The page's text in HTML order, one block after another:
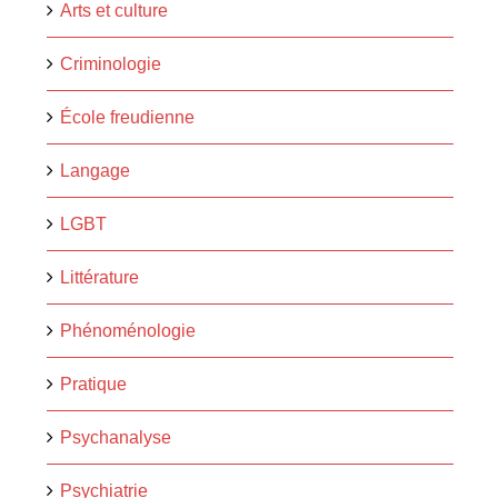
Arts et culture
Criminologie
École freudienne
Langage
LGBT
Littérature
Phénoménologie
Pratique
Psychanalyse
Psychiatrie